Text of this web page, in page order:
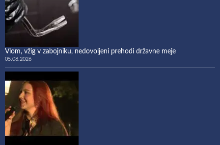
Vlom, vžig v zabojniku, nedovoljeni prehodi državne meje
05.08.2026